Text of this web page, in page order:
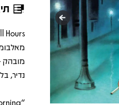
מובהק
נדיר,